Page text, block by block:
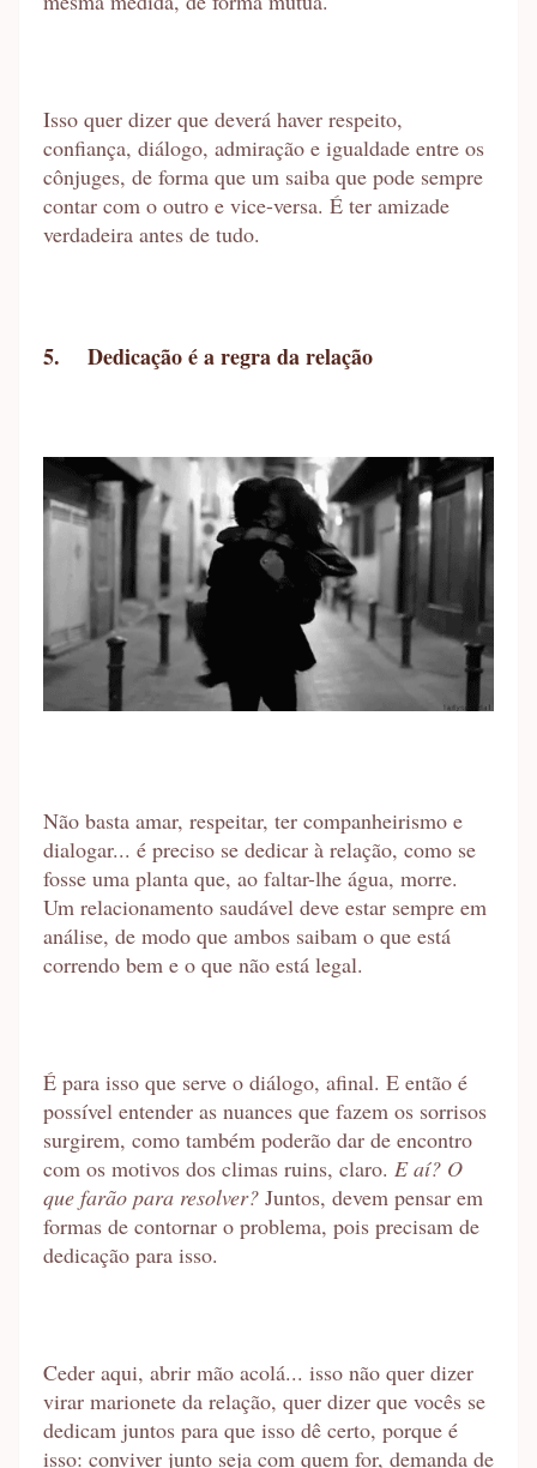
Isso quer dizer que deverá haver respeito,
confiança, diálogo, admiração e igualdade entre os
cônjuges, de forma que um saiba que pode sempre
contar com o outro e vice-versa. É ter amizade
verdadeira antes de tudo.
5. Dedicação é a regra da relação
Não basta amar, respeitar, ter companheirismo e
dialogar... é preciso se dedicar à relação, como se
fosse uma planta que, ao faltar-lhe água, morre.
Um relacionamento saudável deve estar sempre em
análise, de modo que ambos saibam o que está
correndo bem e o que não está legal.
É para isso que serve o diálogo, afinal. E então é
possível entender as nuances que fazem os sorrisos
surgirem, como também poderão dar de encontro
com os motivos dos climas ruins, claro. E aí? O
que farão para resolver? Juntos, devem pensar em
formas de contornar o problema, pois precisam de
dedicação para isso.
Ceder aqui, abrir mão acolá... isso não quer dizer
virar marionete da relação, quer dizer que vocês se
dedicam juntos para que isso dê certo, porque é
isso: conviver junto seja com quem for, demanda de